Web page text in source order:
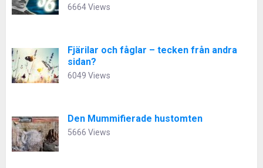
6664 Views
Fjärilar och fåglar – tecken från andra
sidan?
6049 Views
Den Mummifierade hustomten
5666 Views